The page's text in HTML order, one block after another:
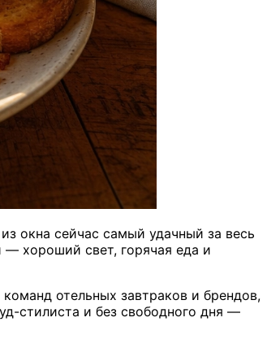
окна сейчас самый удачный за весь
— хороший свет, горячая еда и
отельных завтраков и брендов,
стилиста и без свободного дня —